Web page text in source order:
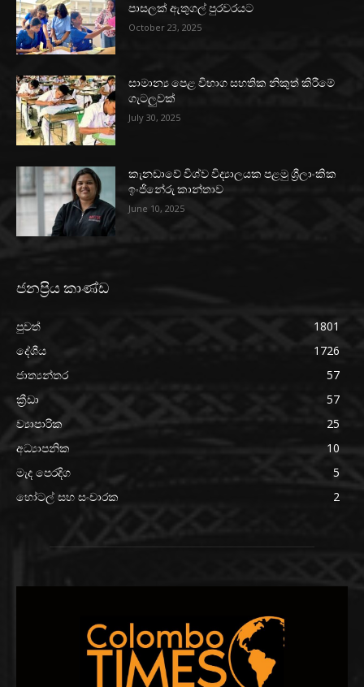
පාසලක් ඇතුගල් පුරවරයට
October 23, 2025
සාමාන්‍ය පෙළ විභාග සහතික නිකුත් කිරීමේ
ගැටලුවක්
July 30, 2025
කැනඩාවේ විශ්ව විද්‍යාලයක පළමු ශ්‍රීලාංකික
ඉංජිනේරු කාන්තාව
June 10, 2025
ජනප්‍රිය කාණ්ඩ
පුවත්
1801
දේශීය
1726
ජාත්‍යන්තර
57
ක්‍රීඩා
57
ව්‍යාපාරික
25
අධ්‍යාපනික
10
මැද පෙරදිග
5
හෝටල් සහ සංචාරක
2